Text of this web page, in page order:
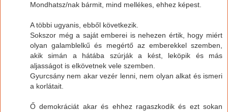
Mondhatsz/nak bármit, mind mellékes, ehhez képest.
A többi ugyanis, ebből következik.
Sokszor még a saját emberei is nehezen értik, hogy miért
olyan galamblelkű és megértő az emberekkel szemben,
akik simán a hátába szúrják a kést, leköpik és más
aljasságot is elkövetnek vele szemben.
Gyurcsány nem akar vezér lenni, nem olyan alkat és ismeri
a korlátait.
Ő demokráciát akar és ehhez ragaszkodik és ezt sokan